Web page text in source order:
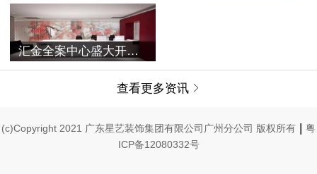
汇金全案中心盛大开业 | 融合过往与未来，唤醒家的美学记忆
查看更多资讯 
(c)Copyright 2021 广东星艺装饰集团有限公司广州分公司 版权所有 | 粤
ICP备12080332号